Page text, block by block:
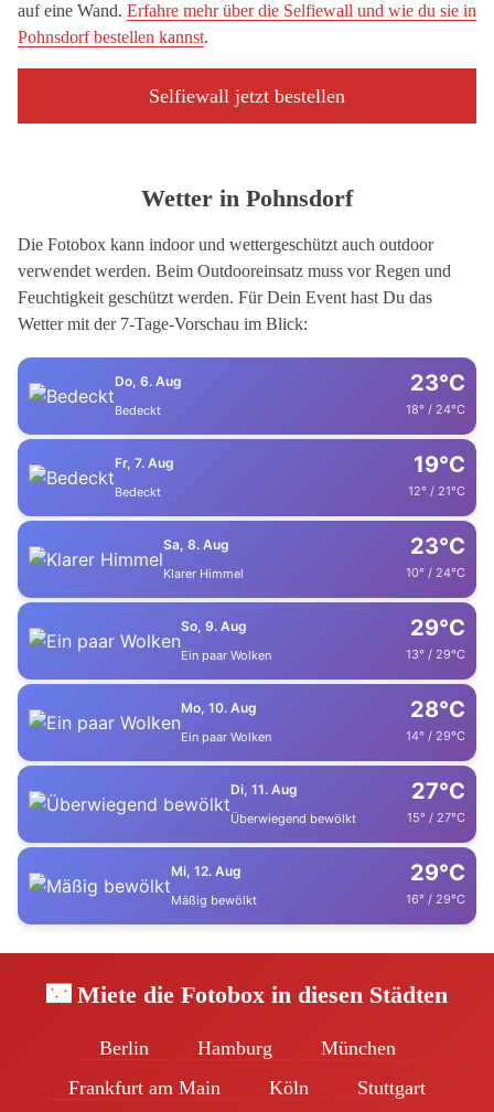
auf eine Wand. Erfahre mehr über die Selfiewall und wie du sie in
Pohnsdorf bestellen kannst.
Selfiewall jetzt bestellen
Wetter in Pohnsdorf
Die Fotobox kann indoor und wettergeschützt auch outdoor
verwendet werden. Beim Outdooreinsatz muss vor Regen und
Feuchtigkeit geschützt werden. Für Dein Event hast Du das
Wetter mit der 7-Tage-Vorschau im Blick:
Do, 6. Aug
Bedeckt
23°C
18° / 24°C
Fr, 7. Aug
Bedeckt
19°C
12° / 21°C
Sa, 8. Aug
Klarer Himmel
23°C
10° / 24°C
So, 9. Aug
Ein paar Wolken
29°C
13° / 29°C
Mo, 10. Aug
Ein paar Wolken
28°C
14° / 29°C
Di, 11. Aug
Überwiegend bewölkt
27°C
15° / 27°C
Mi, 12. Aug
Mäßig bewölkt
29°C
16° / 29°C
🌃 Miete die Fotobox in diesen Städten
Berlin Hamburg
München
Frankfurt am Main
Köln Stuttgart